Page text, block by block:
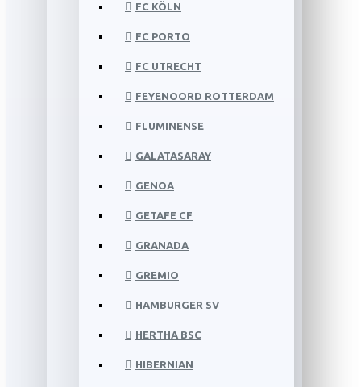
FC KÖLN
FC PORTO
FC UTRECHT
FEYENOORD ROTTERDAM
FLUMINENSE
GALATASARAY
GENOA
GETAFE CF
GRANADA
GREMIO
HAMBURGER SV
HERTHA BSC
HIBERNIAN